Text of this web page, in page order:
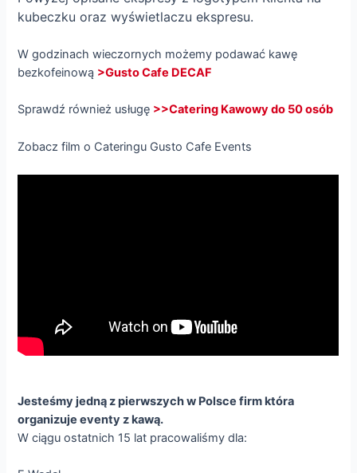
kubeczku oraz wyświetlaczu ekspresu.
W godzinach wieczornych możemy podawać kawę
bezkofeinową >Gusto Cafe DECAF
Sprawdź również usługę >>Catering Kawowy do 50 osób
Zobacz film o Cateringu Gusto Cafe Events
Jesteśmy jedną z pierwszych w Polsce firm która
organizuje eventy z kawą.
W ciągu ostatnich 15 lat pracowaliśmy dla: